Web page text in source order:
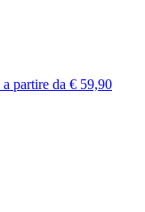
a partire da € 59,90